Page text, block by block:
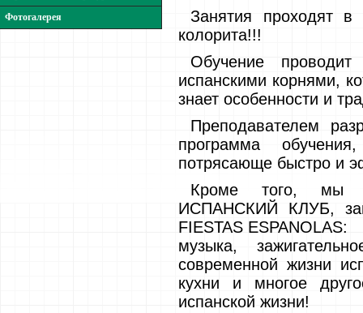
Фотогалерея
Занятия проходят в
колорита!!!
Обучение
испанскими корнями,
знает особенности и
Преподавателем
программа
потрясающе быстро и
Кроме того, мы
ИСПАНСКИЙ КЛУБ,
FIESTAS ESPANOLAS:
музыка,
современной жизни
кухни и многое
испанской жизни!